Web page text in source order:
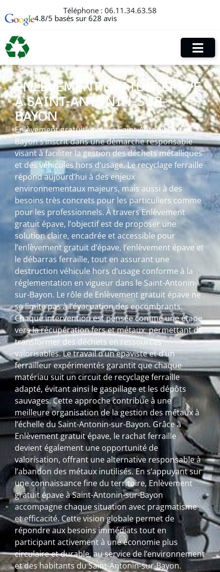
Téléphone : 06.11.34.63.58
4.8/5 basés sur 628 avis
ENLÈVEMENT GRATUIT ÉPAVE
À SAINT-ANTONIN-SUR-
BAYON
Enlèvement gratuit épave à Saint-Antonin-sur-
Bayon s’inscrit dans une démarche responsable
visant à faciliter la gestion des déchets métalliques
et des véhicules hors d’usage. Le recyclage ferraille
répond aujourd’hui à des enjeux
environnementaux majeurs, mais aussi à des
besoins très concrets pour les particuliers comme
pour les professionnels. À travers Enlèvement
gratuit épave, l’objectif est de proposer une
solution claire, encadrée et accessible pour
l’enlèvement gratuit d’épave, l’enlèvement épave et
le débarras ferraille, tout en assurant une
destruction véhicule hors d’usage conforme à la
réglementation en vigueur dans le Saint-Antonin-
sur-Bayon. Le rôle de Enlèvement gratuit épave ne
se limite pas à l’évacuation des encombrants.
Chaque intervention est pensée comme une étape
vers la récupération fers et métaux, permettant de
transformer des déchets en ressources
valorisables. Le travail d’un épaviste et d’un
ferrailleur expérimentés garantit que chaque
matériau suit un circuit de recyclage ferraille
adapté, évitant ainsi le gaspillage et les dépôts
sauvages. Cette approche contribue à une
meilleure organisation de la gestion des métaux à
l’échelle du Saint-Antonin-sur-Bayon. Grâce à
Enlèvement gratuit épave, le rachat ferraille
devient également une opportunité de
valorisation, offrant une alternative responsable à
l’abandon des métaux inutilisés. En s’appuyant sur
une connaissance fine du territoire, Enlèvement
gratuit épave à Saint-Antonin-sur-Bayon
accompagne chaque situation avec pragmatisme
et efficacité. Cette vision globale permet de
répondre aux besoins immédiats tout en
participant activement à une économie plus
circulaire et durable, au service de l’environnement
et des habitants du Saint-Antonin-sur-Bayon.